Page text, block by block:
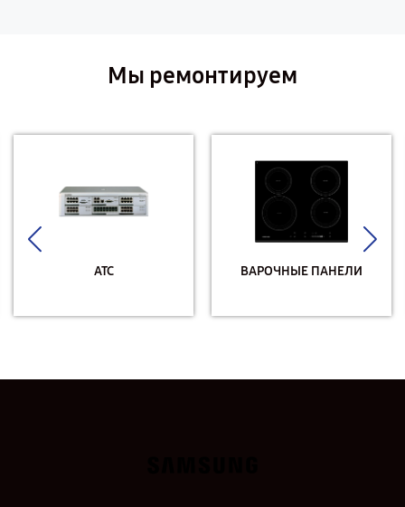
Мы ремонтируем
АТС ВАРОЧНЫЕ ПАНЕЛИ